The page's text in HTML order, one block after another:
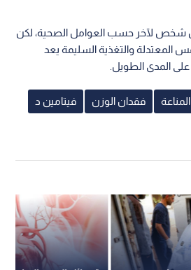
شخص لآخر حسب العوامل الصحية، لكن
المعتدلة والتغذية السليمة يعد
المدى الطويل.
فقدان الوزن فيتامين د